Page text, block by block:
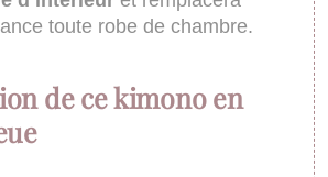
toute robe de chambre.
de ce kimono en